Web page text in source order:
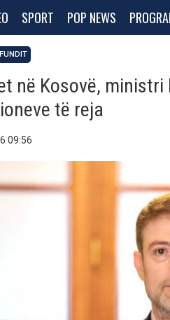
SPORT POP NEWS
në Kosovë,
të reja
09:56